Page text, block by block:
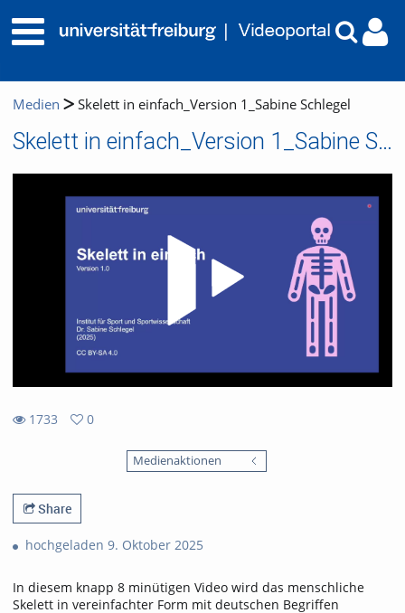
Medien Skelett in einfach_Version 1_Sabine Schlegel
Skelett in einfach_Version 1_Sabine Schlegel
1733
0
Medienaktionen
Share
hochgeladen 9. Oktober 2025
In diesem knapp 8 minütigen Video wird das menschliche
Skelett in vereinfachter Form mit deutschen Begriffen